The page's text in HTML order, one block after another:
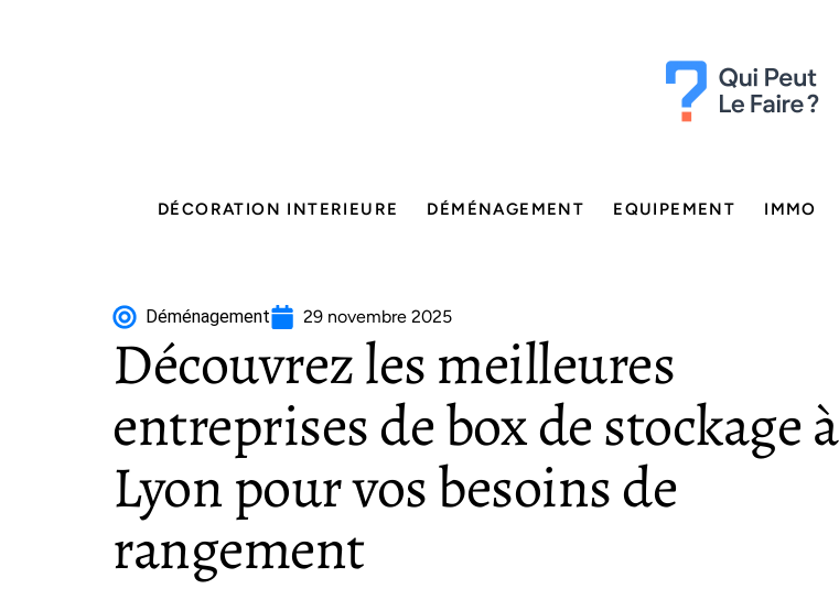
DÉCORATION INTERIEURE DÉMÉNAGEMENT EQUIPEMENT IMMO
Déménagement 29 novembre 2025
Découvrez les meilleures
entreprises de box de stockage à
Lyon pour vos besoins de
rangement